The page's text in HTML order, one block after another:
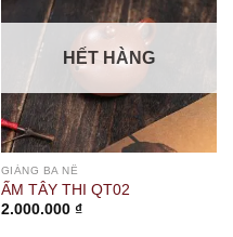
HẾT HÀNG
GIÁNG BA NÊ
ẤM TÂY THI QT02
2.000.000 ₫